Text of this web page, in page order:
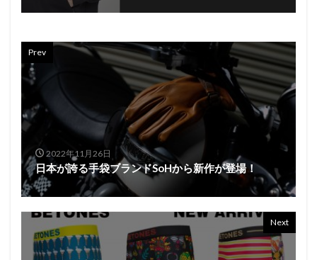
Prev
2022年11月26日
日本が誇る手袋ブランドSoHから新作が登場！
Next